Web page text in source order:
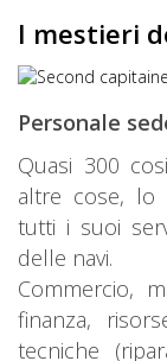
I mestieri
Personale
Quasi 300
altre cose, lo
tutti i suoi
delle navi.
Commercio,
finanza,
tecniche